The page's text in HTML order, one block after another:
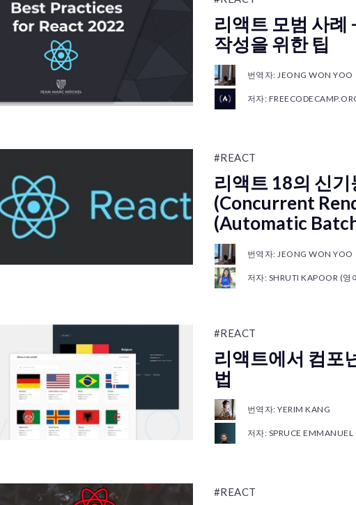
리액트 모범 사례
작성을 위한 팁
번역자: JEONG WON YOO
저자:
#REACT
리액트 18의 신
(Concurrent
(Automatic
번역자: JEONG WON YOO
저자: SHRUTI KAPOOR (영
#REACT
리액트에서 컴포
법
번역자: YERIM KANG
저자: SPRUCE EMMANUEL
#REACT